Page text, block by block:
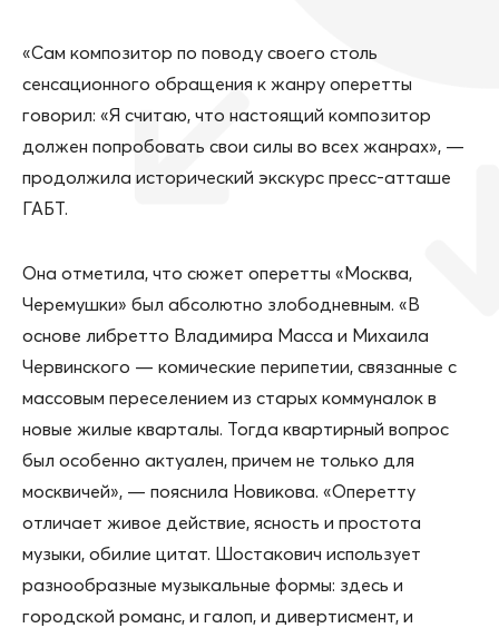
«Сам композитор по поводу своего столь
сенсационного обращения к жанру оперетты
говорил: «Я считаю, что настоящий композитор
должен попробовать свои силы во всех жанрах», —
продолжила исторический экскурс пресс-атташе
ГАБТ.
Она отметила, что сюжет оперетты «Москва,
Черемушки» был абсолютно злободневным. «В
основе либретто Владимира Масса и Михаила
Червинского — комические перипетии, связанные с
массовым переселением из старых коммуналок в
новые жилые кварталы. Тогда квартирный вопрос
был особенно актуален, причем не только для
москвичей», — пояснила Новикова. «Оперетту
отличает живое действие, ясность и простота
музыки, обилие цитат. Шостакович использует
разнообразные музыкальные формы: здесь и
городской романс, и галоп, и дивертисмент, и